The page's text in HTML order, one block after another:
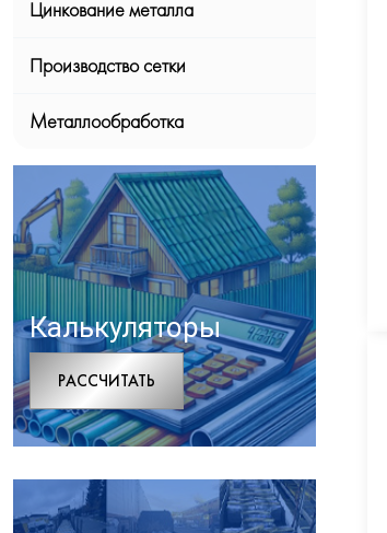
Цинкование металла
Производство сетки
Металлообработка
Калькуляторы
РАCСЧИТАТЬ